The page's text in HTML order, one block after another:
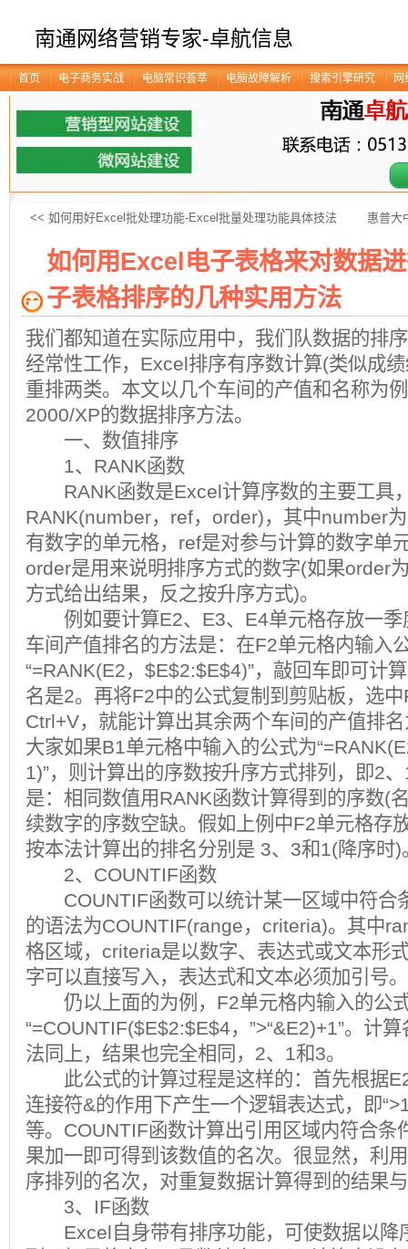
南通网络营销专家-卓航信息
首页 电子商务实战 电脑常识荟萃 电脑故障解析 搜索引擎研究 网
<< 如何用好Excel批处理功能-Excel批量处理功能具体技法 惠普大
如何用Excel电子表格来对数据
子表格排序的几种实用方法
我们都知道在实际应用中，我们队数据的排
经常性工作，Excel排序有序数计算(类似成
重排两类。本文以几个车间的产值和名称为
2000/XP的数据排序方法。
一、数值排序
1、RANK函数
RANK函数是Excel计算序数的主要工具
RANK(number，ref，order)，其中number
有数字的单元格，ref是对参与计算的数字单
order是用来说明排序方式的数字(如果order
方式给出结果，反之按升序方式)。
例如要计算E2、E3、E4单元格存放一季
车间产值排名的方法是：在F2单元格内输入
“=RANK(E2，$E$2:$E$4)”，敲回车即可计
名是2。再将F2中的公式复制到剪贴板，选
Ctrl+V，就能计算出其余两个车间的产值排
大家如果B1单元格中输入的公式为
1)”，则计算出的序数按升序方式排列，即2
是：相同数值用RANK函数计算得到的序数(
续数字的序数空缺。假如上例中F2单元格存
按本法计算出的排名分别是 3、3和1(降序时)
2、COUNTIF函数
COUNTIF函数可以统计某一区域中符合
的语法为COUNTIF(range，criteria)。其中
格区域，criteria是以数字、表达式或文本形
字可以直接写入，表达式和文本必须加引号。
仍以上面的为例，F2单元格内输入的公
“=COUNTIF($E$2:$E$4，”>“&E2)+1”。计
法同上，结果也完全相同，2、1和3。
此公式的计算过程是这样的：首先根据
连接符&的作用下产生一个逻辑表达式，即
等。COUNTIF函数计算出引用区域内符合条
果加一即可得到该数值的名次。很显然，利
序排列的名次，对重复数据计算得到的结果
3、IF函数
Excel自身带有排序功能，可使数据以降